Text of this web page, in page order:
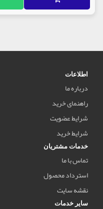
اطلاعات
درباره ما
راهنمای خرید
شرایط عضویت
شرایط خرید
خدمات مشتریان
تماس با ما
استرداد محصول
نقشه سایت
سایر خدمات